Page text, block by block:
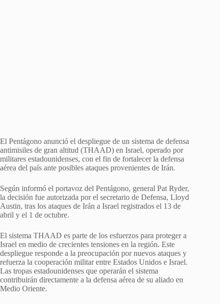
El Pentágono anunció el despliegue de un sistema de defensa
antimisiles de gran altitud (THAAD) en Israel, operado por
militares estadounidenses, con el fin de fortalecer la defensa
aérea del país ante posibles ataques provenientes de Irán.
Según informó el portavoz del Pentágono, general Pat Ryder,
la decisión fue autorizada por el secretario de Defensa, Lloyd
Austin, tras los ataques de Irán a Israel registrados el 13 de
abril y el 1 de octubre.
El sistema THAAD es parte de los esfuerzos para proteger a
Israel en medio de crecientes tensiones en la región. Este
despliegue responde a la preocupación por nuevos ataques y
refuerza la cooperación militar entre Estados Unidos e Israel.
Las tropas estadounidenses que operarán el sistema
contribuirán directamente a la defensa aérea de su aliado en
Medio Oriente.